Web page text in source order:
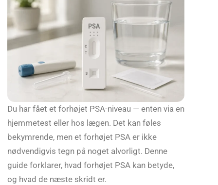
Du har fået et forhøjet PSA-niveau — enten via en
hjemmetest eller hos lægen. Det kan føles
bekymrende, men et forhøjet PSA er ikke
nødvendigvis tegn på noget alvorligt. Denne
guide forklarer, hvad forhøjet PSA kan betyde,
og hvad de næste skridt er.